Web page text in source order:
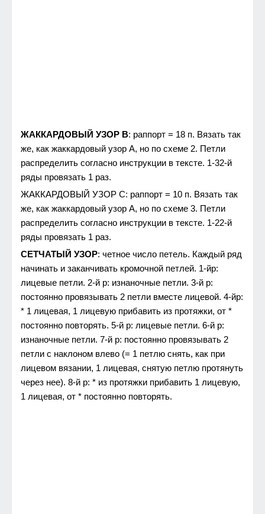
ЖАККАРДОВЫЙ УЗОР В: раппорт = 18 п. Вязать так
же, как жаккардовый узор А, но по схеме 2. Петли
распределить согласно инструкции в тексте. 1-32-й
ряды провязать 1 раз.
ЖАККАРДОВЫЙ УЗОР С: раппорт = 10 п. Вязать так
же, как жаккардовый узор А, но по схеме 3. Петли
распределить согласно инструкции в тексте. 1-22-й
ряды провязать 1 раз.
СЕТЧАТЫЙ УЗОР: четное число петель. Каждый ряд
начинать и заканчивать кромочной петлей. 1-йр:
лицевые петли. 2-й р: изнаночные петли. 3-й р:
постоянно провязывать 2 петли вместе лицевой. 4-йр:
* 1 лицевая, 1 лицевую прибавить из протяжки, от *
постоянно повторять. 5-й р: лицевые петли. 6-й р:
изнаночные петли. 7-й р: постоянно провязывать 2
петли с наклоном влево (= 1 петлю снять, как при
лицевом вязании, 1 лицевая, снятую петлю протянуть
через нее). 8-й р: * из протяжки прибавить 1 лицевую,
1 лицевая, от * постоянно повторять.